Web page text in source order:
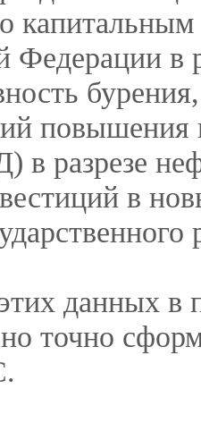
Федерации в
повышения
разрезе
в
данных в
точно